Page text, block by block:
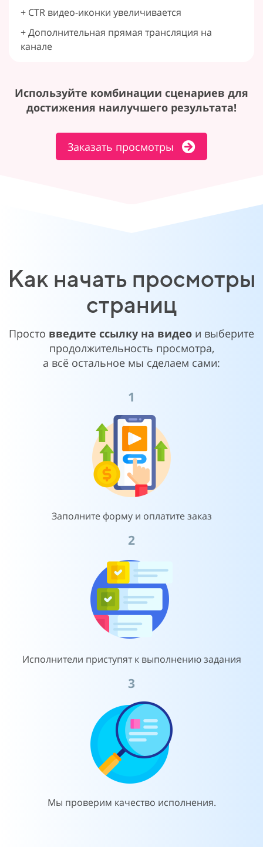
+ CTR видео-иконки увеличивается
+ Дополнительная прямая трансляция на
канале
Используйте комбинации сценариев для
достижения наилучшего результата!
Заказать просмотры
Как начать просмотры
страниц
Просто введите ссылку на видео и выберите
продолжительность просмотра,
а всё остальное мы сделаем сами:
1
Заполните форму и оплатите заказ
2
Исполнители приступят к выполнению задания
3
Мы проверим качество исполнения.